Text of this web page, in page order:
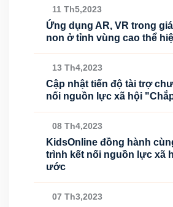
11 Th5,2023
Ứng dụng AR, VR trong
non ở tỉnh vùng cao thể
13 Th4,2023
Cập nhật tiến độ tài trợ
nối nguồn lực xã hội
08 Th4,2023
KidsOnline đồng hành
trình kết nối nguồn lực xã
ước
07 Th3,2023